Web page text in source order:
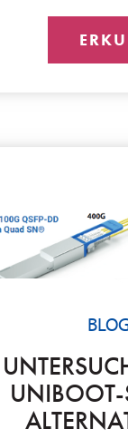
UNIBOOT-